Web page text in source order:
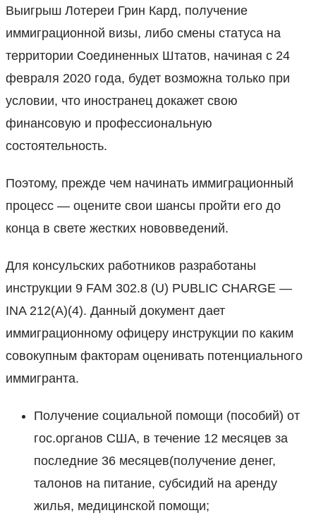
Выигрыш Лотереи Грин Кард, получение
иммиграционной визы, либо смены статуса на
территории Соединенных Штатов, начиная с 24
февраля 2020 года, будет возможна только при
условии, что иностранец докажет свою
финансовую и профессиональную
состоятельность.
Поэтому, прежде чем начинать иммиграционный
процесс — оцените свои шансы пройти его до
конца в свете жестких нововведений.
Для консульских работников разработаны
инструкции 9 FAM 302.8 (U) PUBLIC CHARGE —
INA 212(A)(4). Данный документ дает
иммиграционному офицеру инструкции по каким
совокупным факторам оценивать потенциального
иммигранта.
Получение социальной помощи (пособий) от
гос.органов США, в течение 12 месяцев за
последние 36 месяцев(получение денег,
талонов на питание, субсидий на аренду
жилья, медицинской помощи;